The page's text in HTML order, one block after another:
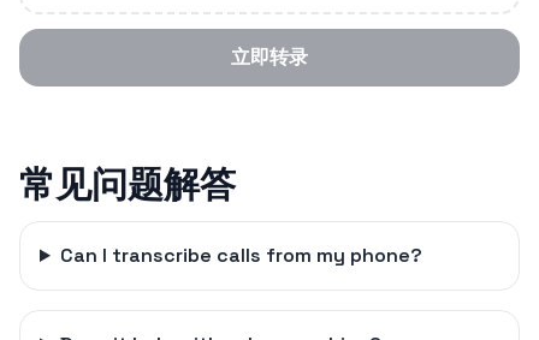
立即转录
常见问题解答
Can I transcribe calls from my phone?